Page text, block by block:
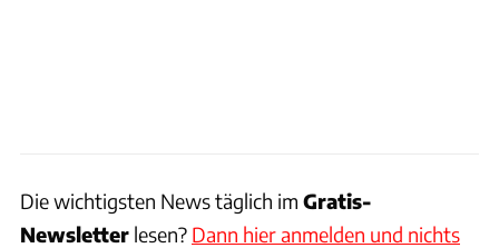
Die wichtigsten News täglich im Gratis-
Newsletter lesen? Dann hier anmelden und nichts